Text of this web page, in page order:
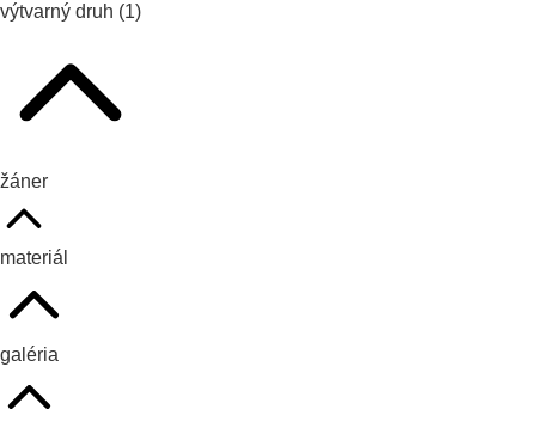
výtvarný druh (1)
žáner
materiál
galéria